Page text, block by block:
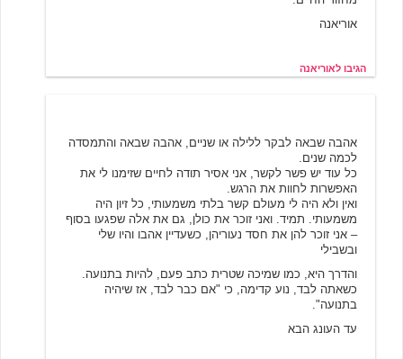
אוריאנה
הגיבו לאוריאנה
אהבה שבאה לבקר ללילה או שניים, אהבה שבאה והתמסדה
לכמה שנים.
כל עוד יש פשר לקשר, אני אסיר תודה לחיים שזימנו לי את
האפשרות לחוות את הרגש.
ואין ולא היה לי מעולם קשר בלתי משמעותי, כל זיון היה
משמעותי. תמיד. ואני זוכר את כולן, גם את אלה שפגעו בסוף
– אני זוכר להן את חסד נעוריהן, כשעדיין אהבו והיו שלי
ובשבילי
והדרך היא, כמו שמיכה שטרית כתב פעם, להיות בתנועה.
כשאתה לבד, נוע קדימה, כי "אם כבר לבד, אז שיהיה
בתנועה".
עד העונג הבא